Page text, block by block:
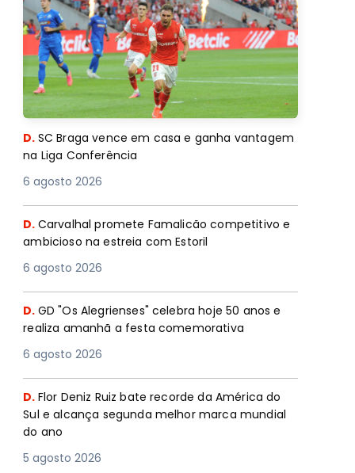
D. SC Braga vence em casa e ganha vantagem
na Liga Conferência
6 agosto 2026
D. Carvalhal promete Famalicão competitivo e
ambicioso na estreia com Estoril
6 agosto 2026
D. GD "Os Alegrienses" celebra hoje 50 anos e
realiza amanhã a festa comemorativa
6 agosto 2026
D. Flor Deniz Ruiz bate recorde da América do
Sul e alcança segunda melhor marca mundial
do ano
5 agosto 2026